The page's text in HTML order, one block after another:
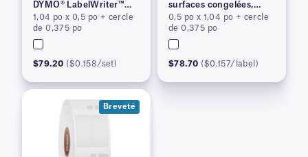
DYMO® LabelWriter™
série 450, brevetées
1,04 po x 0,5 po + cercle
de 0,375 po
$79.20 ($0.158/set)
surfaces congelées,
brevetées
0,5 po x 1,04 po + cercle
de 0,375 po
$78.70 ($0.157/label)
Breveté